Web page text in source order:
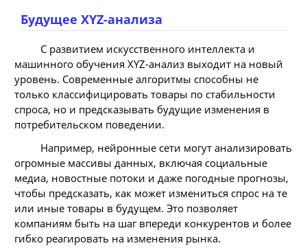
Будущее XYZ-анализа
С развитием искусственного интеллекта и
машинного обучения XYZ-анализ выходит на новый
уровень. Современные алгоритмы способны не
только классифицировать товары по стабильности
спроса, но и предсказывать будущие изменения в
потребительском поведении.
Например, нейронные сети могут анализировать
огромные массивы данных, включая социальные
медиа, новостные потоки и даже погодные прогнозы,
чтобы предсказать, как может измениться спрос на те
или иные товары в будущем. Это позволяет
компаниям быть на шаг впереди конкурентов и более
гибко реагировать на изменения рынка.